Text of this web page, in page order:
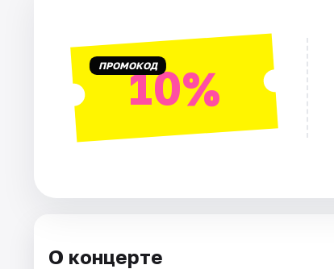
Артисты ПРОМОКОД10%
О концерте